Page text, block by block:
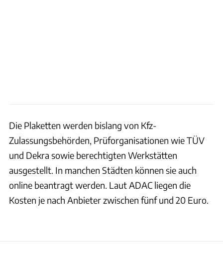
Die Plaketten werden bislang von Kfz-
Zulassungsbehörden, Prüforganisationen wie TÜV
und Dekra sowie berechtigten Werkstätten
ausgestellt. In manchen Städten können sie auch
online beantragt werden. Laut ADAC liegen die
Kosten je nach Anbieter zwischen fünf und 20 Euro.